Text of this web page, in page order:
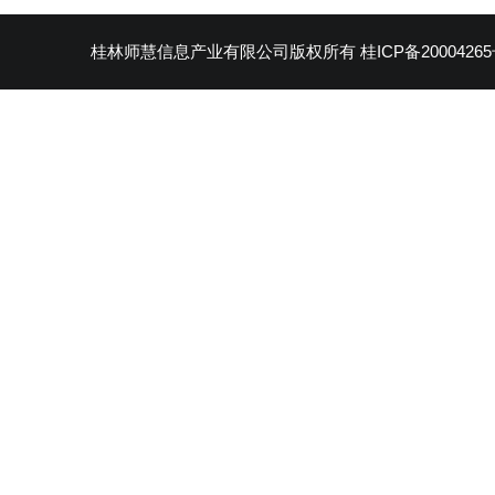
桂林师慧信息产业有限公司版权所有 桂ICP备